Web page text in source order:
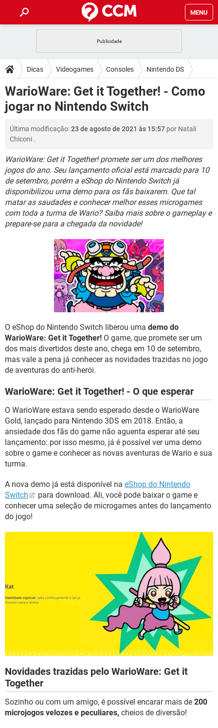
MENU
CELULAR FACEBOOK
OUTLOOK EXCEL
INSTAGRAM GMAIL
DICAS
JOGOS WHATSAPP
CELULAR FACEBOOK
OUTLOOK
INSTAGRAM GMAIL
DOWNLOADS
JOGOS WHATSAPP
OUTLOOK
INSTAGRAM GMAIL
GUIA DE COMPRAS
FÓRUM
JOGOS WHATSAPP
OUTLOOK EXCEL
INSTAGRAM GMAIL
GUIA DE COMPRAS
GLOSSÁRIO
JOGOS WHATSAPP
CELULAR FACEBOOK
OUTLOOK EXCEL
INSTAGRAM GMAIL
GUIA DE COMPRAS
Dicas Videogames Consoles Nintendo DS
WarioWare: Get it Together! - Como
jogar no Nintendo Switch
Última modificação:23 de agosto de 2021 às 15:57 por Natali
Chiconi .
WarioWare: Get it Together! promete ser um dos melhores
jogos do ano. Seu lançamento oficial está marcado para 10
de setembro, porém a eShop do Nintendo Switch já
disponibilizou uma demo para os fãs baixarem. Que tal
matar as saudades e conhecer melhor esses microgames
com toda a turma de Wario? Saiba mais sobre o gameplay e
prepare-se para a chegada da novidade!
O eShop do Nintendo Switch liberou uma demo do
WarioWare: Get it Together! O game, que promete ser um
dos mais divertidos deste ano, chega em 10 de setembro,
mas vale a pena já conhecer as novidades trazidas no jogo
de aventuras do anti-herói.
WarioWare: Get it Together! - O que esperar
O WarioWare estava sendo esperado desde o WarioWare
Gold, lançado para Nintendo 3DS em 2018. Então, a
ansiedade dos fãs do game não aguenta esperar até seu
lançamento: por isso mesmo, já é possível ver uma demo
sobre o game e conhecer as novas aventuras de Wario e sua
turma.
A nova demo já está disponível na eShop do Nintendo
Switch
para download. Ali, você pode baixar o game e
conhecer uma seleção de microgames antes do lançamento
do jogo!
Novidades trazidas pelo WarioWare: Get it
Together
Sozinho ou com um amigo, é possível encarar mais de 200
microjogos velozes e peculiares, cheios de diversão!